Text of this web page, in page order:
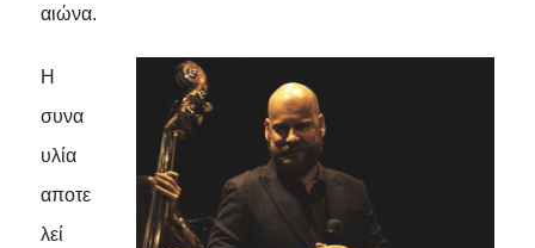
αιώνα.
Η
συνα
υλία
αποτε
λεί